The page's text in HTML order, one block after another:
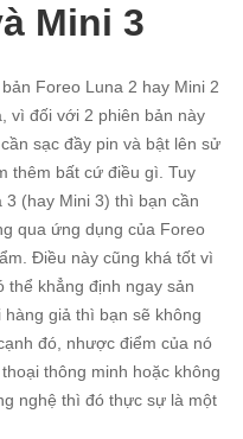
Mini 3
Foreo Luna 2 hay Mini 2
vì đối với 2 phiên bản này
sạc đầy pin và bật lên sử
thêm bất cứ điều gì. Tuy
(hay Mini 3) thì bạn cần
qua ứng dụng của Foreo
Điều này cũng khá tốt vì
thể khẳng định ngay sản
giả thì bạn sẽ không
đó, nhược điểm của nó
thông minh hoặc không
nghệ thì đó thực sự là một